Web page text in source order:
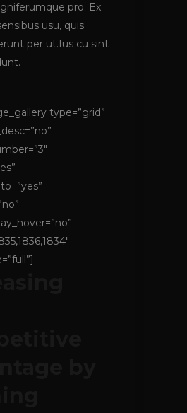
pro. Ex
usu, quis
per ut.Ius cu sint
type=”grid”